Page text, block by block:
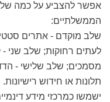
אפשר להצביע על כמה
הממשלתיים:
שלב מוקדם - אתרים
לעתים רחוקות; שלב שני
מסמכים; שלב שלישי -
תלונות או חידוש
ישמשו כמרכזי מידע